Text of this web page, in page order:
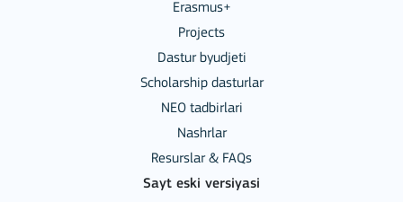
Erasmus+
Projects
Dastur byudjeti
Scholarship dasturlar
NEO tadbirlari
Nashrlar
Resurslar & FAQs
Sayt eski versiyasi